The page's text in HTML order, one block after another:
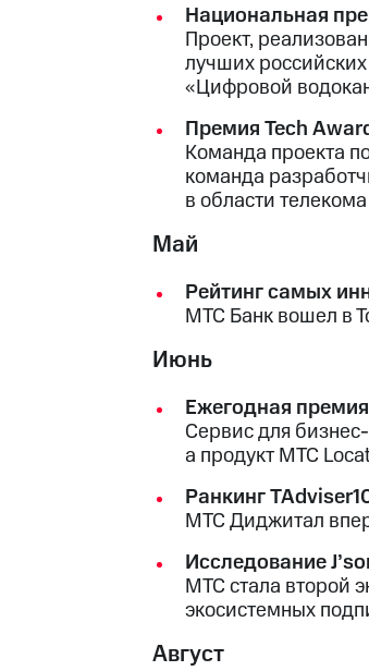
Национальная
Проект,
лучших
«Цифровой
Премия Tech
Команда проекта
команда
в области телекома
Май
Рейтинг самых
МТС Банк вошел в
Июнь
Ежегодная
Сервис для
а продукт МТС
Ранкинг
МТС Диджитал
Исследование
МТС стала второй
экосистемных
Август